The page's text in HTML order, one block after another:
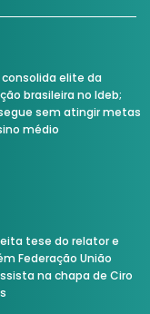
elite da
brasileira no Ideb;
sem atingir metas
médio
tese do relator e
Federação União
na chapa de Ciro